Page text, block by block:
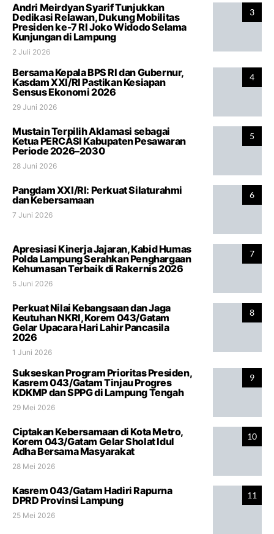
3
Andri Meirdyan Syarif Tunjukkan
Dedikasi Relawan, Dukung Mobilitas
Presiden ke-7 RI Joko Widodo Selama
Kunjungan di Lampung
2 Juli 2026
4
Bersama Kepala BPS RI dan Gubernur,
Kasdam XXI/RI Pastikan Kesiapan
Sensus Ekonomi 2026
29 Juni 2026
5
Mustain Terpilih Aklamasi sebagai
Ketua PERCASI Kabupaten Pesawaran
Periode 2026–2030
28 Juni 2026
6
Pangdam XXI/RI: Perkuat Silaturahmi
dan Kebersamaan
7 Juni 2026
7
Apresiasi Kinerja Jajaran, Kabid Humas
Polda Lampung Serahkan Penghargaan
Kehumasan Terbaik di Rakernis 2026
5 Juni 2026
8
Perkuat Nilai Kebangsaan dan Jaga
Keutuhan NKRI, Korem 043/Gatam
Gelar Upacara Hari Lahir Pancasila
2026
1 Juni 2026
9
Sukseskan Program Prioritas Presiden,
Kasrem 043/Gatam Tinjau Progres
KDKMP dan SPPG di Lampung Tengah
29 Mei 2026
10
Ciptakan Kebersamaan di Kota Metro,
Korem 043/Gatam Gelar Sholat Idul
Adha Bersama Masyarakat
28 Mei 2026
11
Kasrem 043/Gatam Hadiri Rapurna
DPRD Provinsi Lampung
25 Mei 2026